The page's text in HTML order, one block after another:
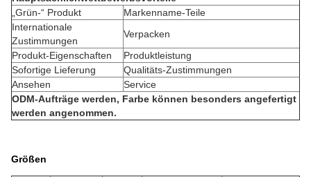
„Grün-“ Produkt
Markenname-Teile
Internationale
Zustimmungen
Verpacken
Produkt-Eigenschaften
Produktleistung
Sofortige Lieferung
Qualitäts-Zustimmungen
Ansehen
Service
ODM-Aufträge werden, Farbe können besonders angefertigt
werden angenommen.
Größen